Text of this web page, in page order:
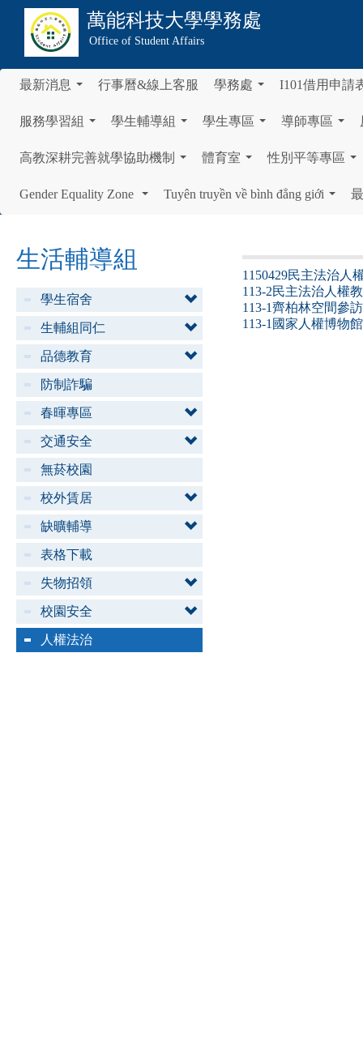
萬能科技大學學務處
Office of Student Affairs
最新消息 行事曆&線上客服 學務處 I101借用申請
服務學習組 學生輔導組 學生專區 導師專區
高教深耕完善就學協助機制 體育室 性別平等專區
Gender Equality Zone
Tuyên truyền về bình đẳng giới
生活輔導組
學生宿舍
生輔組同仁
品德教育
防制詐騙
春暉專區
交通安全
無菸校園
校外賃居
缺曠輔導
表格下載
失物招領
校園安全
人權法治
1150429民主法治人
113-2民主法治人權
113-1齊柏林空間參
113-1國家人權博物